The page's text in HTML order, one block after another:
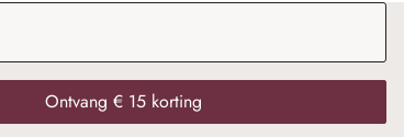
Ontvang € 15 korting